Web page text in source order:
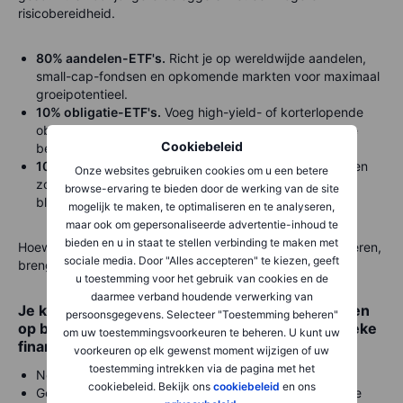
Cookiebeleid
Onze websites gebruiken cookies om u een betere
browse-ervaring te bieden door de werking van de site
mogelijk te maken, te optimaliseren en te analyseren,
maar ook om gepersonaliseerde advertentie-inhoud te
bieden en u in staat te stellen verbinding te maken met
sociale media. Door "Alles accepteren" te kiezen, geeft
u toestemming voor het gebruik van cookies en de
daarmee verband houdende verwerking van
persoonsgegevens. Selecteer "Toestemming beheren"
om uw toestemmingsvoorkeuren te beheren. U kunt uw
voorkeuren op elk gewenst moment wijzigen of uw
toestemming intrekken via de pagina met het
cookiebeleid. Bekijk ons cookiebeleid en ons
risicobereidheid.
80% aandelen-ETF's. Richt je op wereldwijde aandelen,
small-cap-fondsen en opkomende markten voor maximaal
groeipotentieel.
10% obligatie-ETF's. Voeg high-yield- of korterlopende
obligaties toe voor spreiding zonder de groeikansen te
beperken.
10% thematische of sector-ETF's.Investeer in sectoren
zoals technologie of schone energie voor gerichte
blootstelling.
Hoewel deze portefeuille hogere rendementen kan opleveren,
brengt dit ook meer volatiliteit met zich mee.
Je kunt elk portefeuillevoorbeeld verder verfijnen
op basis van persoonlijke voorkeuren of specifieke
financiële doelen:
Neem ESG-ETF's op voor duurzaam beleggen.
Gebruik sector-ETF's om je te richten op sectoren die je